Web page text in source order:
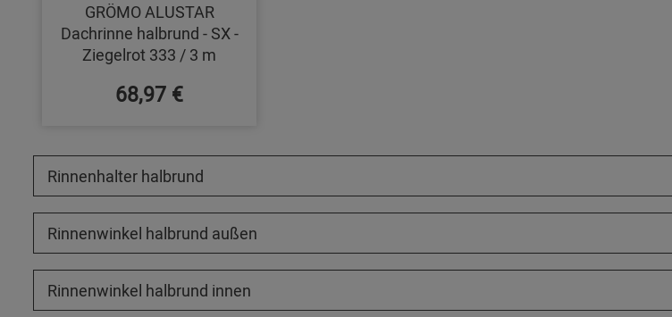
GRÖMO ALUSTAR
Dachrinne halbrund - SX -
Ziegelrot 333 / 3 m
68,97 €
Rinnenhalter halbrund
Rinnenwinkel halbrund außen
Rinnenwinkel halbrund innen